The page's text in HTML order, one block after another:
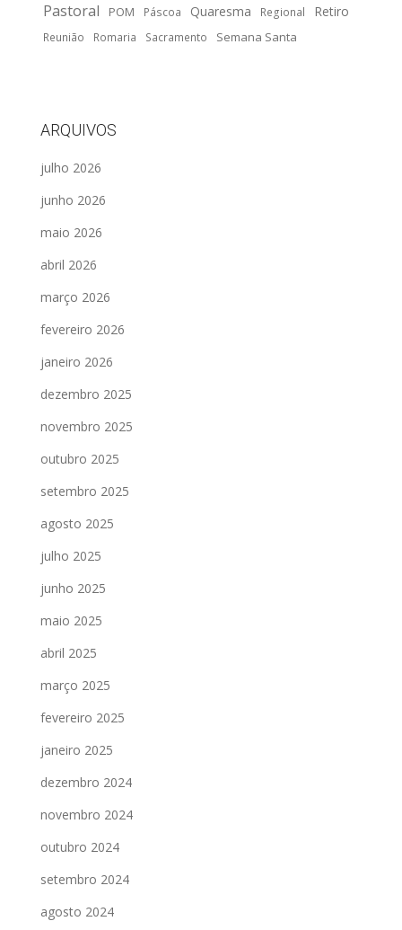
Pastoral
POM Páscoa Quaresma Regional Retiro
Reunião Romaria Sacramento Semana Santa
ARQUIVOS
julho 2026
junho 2026
maio 2026
abril 2026
março 2026
fevereiro 2026
janeiro 2026
dezembro 2025
novembro 2025
outubro 2025
setembro 2025
agosto 2025
julho 2025
junho 2025
maio 2025
abril 2025
março 2025
fevereiro 2025
janeiro 2025
dezembro 2024
novembro 2024
outubro 2024
setembro 2024
agosto 2024